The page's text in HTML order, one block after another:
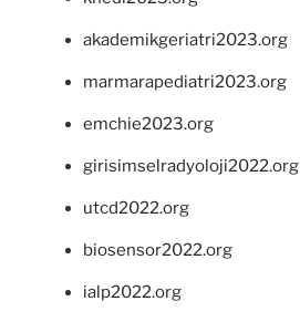
akademikgeriatri2023.org
marmarapediatri2023.org
emchie2023.org
girisimselradyoloji2022.org
utcd2022.org
biosensor2022.org
ialp2022.org